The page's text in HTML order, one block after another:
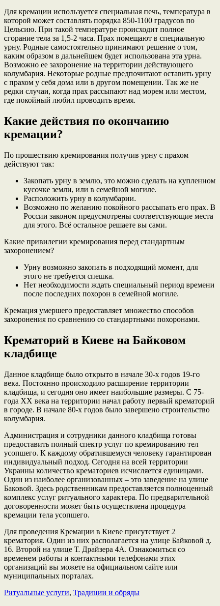
Для кремации используется специальная печь, температура в
которой может составлять порядка 850-1100 градусов по
Цельсию. При такой температуре происходит полное
сгорание тела за 1,5-2 часа. Прах помещают в специальную
урну. Родные самостоятельно принимают решение о том,
каким образом в дальнейшем будет использована эта урна.
Возможно ее захоронение на территории действующего
колумбария. Некоторые родные предпочитают оставить урну
с прахом у себя дома или в другом помещении. Так же не
редки случаи, когда прах рассыпают над морем или местом,
где покойный любил проводить время.
Какие действия по окончанию
кремации?
По прошествию кремирования получив урну с прахом
действуют так:
Закопать урну в землю, это можно сделать на купленном
кусочке земли, или в семейной могиле.
Расположить урну в колумбарии.
Возможно по желанию покойного рассыпать его прах. В
России законом предусмотрены соответствующие места
для этого. Всё остальное решаете вы сами.
Какие привилегии кремирования перед стандартным
захоронением?
Урну возможно закопать в подходящий момент, для
этого не требуется спешка.
Нет необходимости ждать специальный период времени
после последних похорон в семейной могиле.
Кремация умершего предоставляет множество способов
захоронения по сравнению со стандартными похоронами.
Крематорий в Киеве на Байковом
кладбище
Данное кладбище было открыто в начале 30-х годов 19-го
века. Постоянно происходило расширение территории
кладбища, и сегодня оно имеет наибольшие размеры. С 75-
года ХХ века на территории начал работу первый крематорий
в городе. В начале 80-х годов было завершено строительство
колумбария.
Администрация и сотрудники данного кладбища готовы
предоставить полный спектр услуг по кремированию тел
усопшего. К каждому обратившемуся человеку гарантирован
индивидуальный подход. Сегодня на всей территории
Украины количество крематориев исчисляется единицами.
Один из наиболее организованных – это заведение на улице
Баковой. Здесь родственникам предоставляется полноценный
комплекс услуг ритуального характера. По предварительной
договоренности может быть осуществлена процедура
кремации тела усопшего.
Для проведения Кремации в Киеве присутствует 2
крематория. Один из них располагается на улице Байковой д.
16. Второй на улице Т. Драйзера 4А. Ознакомиться со
временем работы и контактными телефонами этих
организаций вы можете на официальном сайте или
муниципальных порталах.
Ритуальные услуги, Традиции и обряды